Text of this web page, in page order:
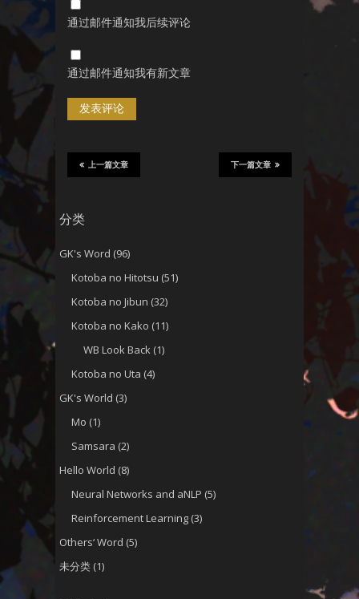
通过邮件通知我后续评论
通过邮件通知我有新文章
下一篇文章
上一篇文章
分类
GK's Word (96)
Kotoba no Hitotsu (51)
Kotoba no Jibun (32)
Kotoba no Kako (11)
WB Look Back (1)
Kotoba no Uta (4)
GK's World (3)
Mo (1)
Samsara (2)
Hello World (8)
Neural Networks and aNLP (5)
Reinforcement Learning (3)
Others‘ Word (5)
未分类 (1)